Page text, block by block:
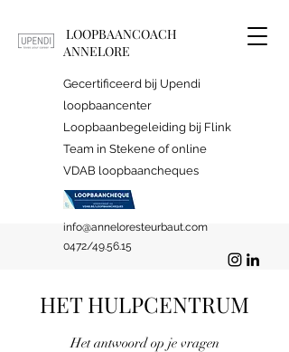
LOOPBAANCOACH
ANNELORE
Gecertificeerd bij Upendi
loopbaancenter
Loopbaanbegeleiding bij Flink
Team in Stekene of online
VDAB loopbaancheques
info@anneloresteurbaut.com
0472/49.56.15
HET HULPCENTRUM
Het antwoord op je vragen